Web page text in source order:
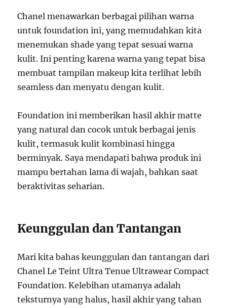
Chanel menawarkan berbagai pilihan warna
untuk foundation ini, yang memudahkan kita
menemukan shade yang tepat sesuai warna
kulit. Ini penting karena warna yang tepat bisa
membuat tampilan makeup kita terlihat lebih
seamless dan menyatu dengan kulit.
Foundation ini memberikan hasil akhir matte
yang natural dan cocok untuk berbagai jenis
kulit, termasuk kulit kombinasi hingga
berminyak. Saya mendapati bahwa produk ini
mampu bertahan lama di wajah, bahkan saat
beraktivitas seharian.
Keunggulan dan Tantangan
Mari kita bahas keunggulan dan tantangan dari
Chanel Le Teint Ultra Tenue Ultrawear Compact
Foundation. Kelebihan utamanya adalah
teksturnya yang halus, hasil akhir yang tahan